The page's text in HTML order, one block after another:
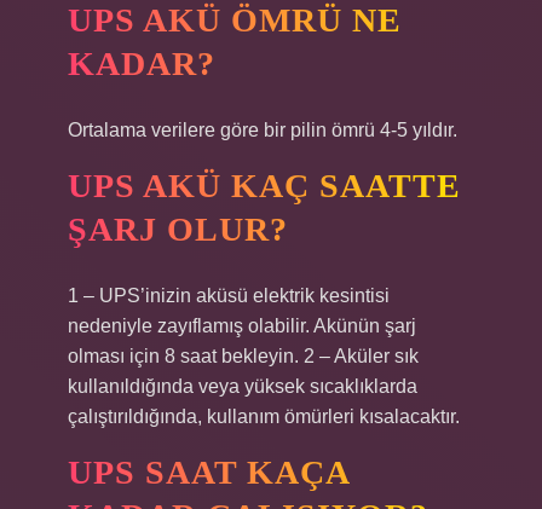
UPS AKÜ ÖMRÜ NE
KADAR?
Ortalama verilere göre bir pilin ömrü 4-5 yıldır.
UPS AKÜ KAÇ SAATTE
ŞARJ OLUR?
1 – UPS’inizin aküsü elektrik kesintisi
nedeniyle zayıflamış olabilir. Akünün şarj
olması için 8 saat bekleyin. 2 – Aküler sık ​​
kullanıldığında veya yüksek sıcaklıklarda
çalıştırıldığında, kullanım ömürleri kısalacaktır.
UPS SAAT KAÇA